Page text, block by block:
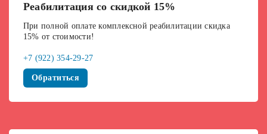
Реабилитация со скидкой 15%
При полной оплате комплексной реабилитации скидка
15% от стоимости!
+7 (922) 354-29-27
Обратиться